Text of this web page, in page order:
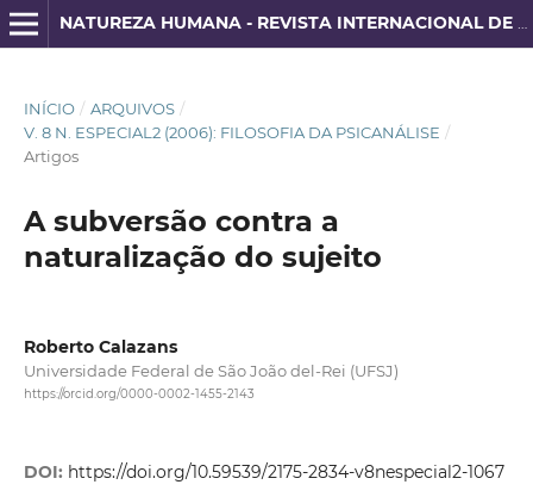
INÍCIO / ARQUIVOS /
V. 8 N. ESPECIAL2 (2006): FILOSOFIA DA PSICANÁLISE /
Artigos
A subversão contra a
naturalização do sujeito
Roberto Calazans
Universidade Federal de São João del-Rei (UFSJ)
https://orcid.org/0000-0002-1455-2143
DOI: https://doi.org/10.59539/2175-2834-v8nespecial2-1067